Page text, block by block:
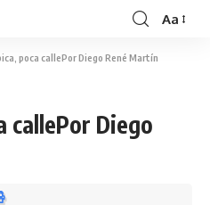
Aa
poca callePor Diego René Martín
callePor Diego